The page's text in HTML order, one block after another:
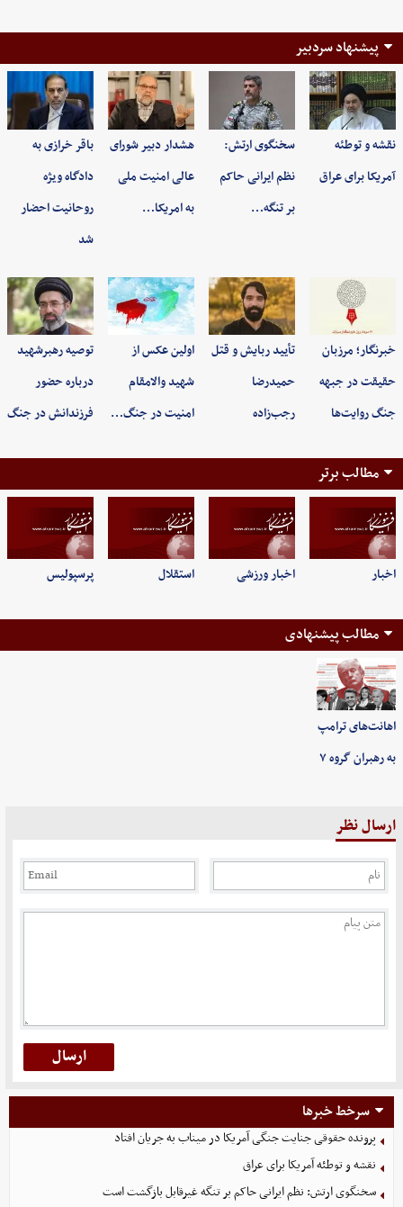
پیشنهاد سردبیر
نقشه و توطئه
آمریکا برای عراق
سخنگوی ارتش:
نظم ایرانی حاکم
بر تنگه…
هشدار دبیر شورای
عالی امنیت ملی
به امریکا…
باقر خرازی به
دادگاه ویژه
روحانیت احضار
شد
خبرنگار؛ مرزبان
حقیقت در جبهه
جنگ روایت‌ها
تأیید ربایش و قتل
حمیدرضا
رجب‌زاده
اولین عکس از
شهید والامقام
امنیت در جنگ…
توصیه رهبرشهید
درباره حضور
فرزندانش در جنگ
مطالب برتر
اخبار اخبار ورزشی استقلال پرسپولیس
مطالب پیشنهادی
اهانت‌های ترامپ
به رهبران گروه ۷
ارسال نظر
سرخط خبرها
پرونده حقوقی جنایت جنگی آمریکا در میناب به جریان افتاد
نقشه و توطئه آمریکا برای عراق
سخنگوی ارتش: نظم ایرانی حاکم بر تنگه غیرقابل بازگشت است